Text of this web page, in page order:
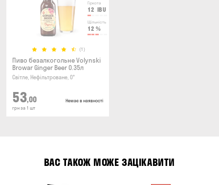
Гіркота
12 IBU
Щільність
12 %
(1)
Пиво безалкогольне Volynski
Browar Ginger Beer 0.35л
Світле, Нефільтроване, 0°
53,00
грн за 1 шт
Немає в наявності
ВАС ТАКОЖ МОЖЕ ЗАЦІКАВИТИ